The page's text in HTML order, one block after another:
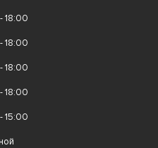
18:00
18:00
18:00
18:00
15:00